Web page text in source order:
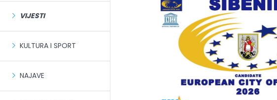
VIJESTI
KULTURA I SPORT
NAJAVE